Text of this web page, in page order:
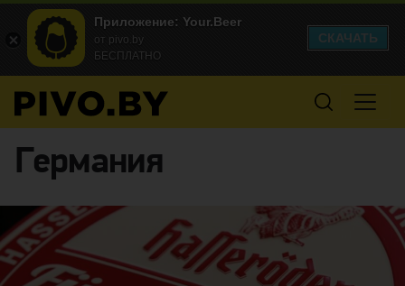
Германия
Приложение: Your.Beer
от pivo.by
БЕСПЛАТНО
СКАЧАТЬ